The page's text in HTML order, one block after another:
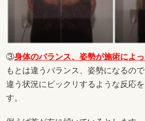
③身体のバランス、姿勢が施術によ
もとは違うバランス、姿勢になるの
違う状況にビックリするような反応
す。